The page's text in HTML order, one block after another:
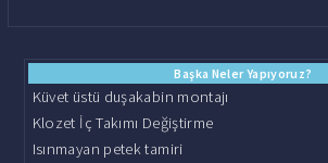
Başka Neler Yapıyoruz?
Küvet üstü duşakabin montajı
Klozet İç Takımı Değiştirme
Isınmayan petek tamiri